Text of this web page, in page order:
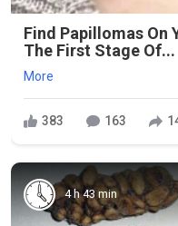
Find Papillomas On
The First Stage Of...
More
383 163
4 h 43 min